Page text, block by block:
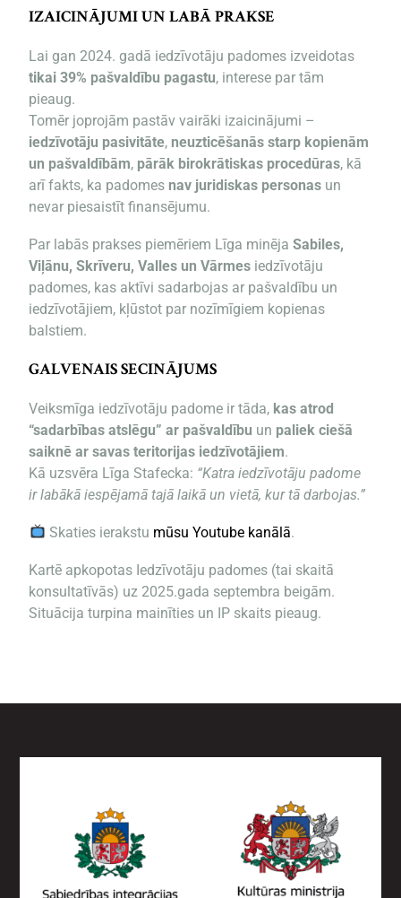
IZAICINĀJUMI UN LABĀ PRAKSE
Lai gan 2024. gadā iedzīvotāju padomes izveidotas
tikai 39% pašvaldību pagastu, interese par tām
pieaug.
Tomēr joprojām pastāv vairāki izaicinājumi –
iedzīvotāju pasivitāte, neuzticēšanās starp kopienām
un pašvaldībām, pārāk birokrātiskas procedūras, kā
arī fakts, ka padomes nav juridiskas personas un
nevar piesaistīt finansējumu.
Par labās prakses piemēriem Līga minējaSabiles,
Viļānu, Skrīveru, Valles un Vārmes iedzīvotāju
padomes, kas aktīvi sadarbojas ar pašvaldību un
iedzīvotājiem, kļūstot par nozīmīgiem kopienas
balstiem.
GALVENAIS SECINĀJUMS
Veiksmīga iedzīvotāju padome ir tāda, kas atrod
“sadarbības atslēgu” ar pašvaldību un paliek ciešā
saiknē ar savas teritorijas iedzīvotājiem.
Kā uzsvēra Līga Stafecka: “Katra iedzīvotāju padome
ir labākā iespējamā tajā laikā un vietā, kur tā darbojas.”
Skaties ierakstu mūsu Youtube kanālā.
Kartē apkopotas Iedzīvotāju padomes (tai skaitā
konsultatīvās) uz 2025.gada septembra beigām.
Situācija turpina mainīties un IP skaits pieaug.